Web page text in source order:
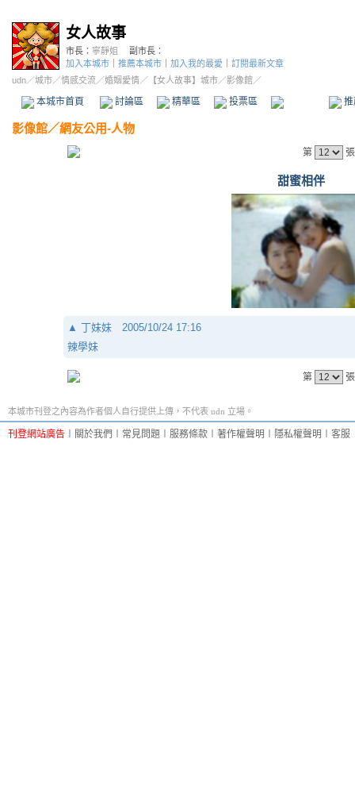
女人故事
市長： 寧靜姐
副市長：
加入本城市
推薦本城市 加入我的最愛
訂閱最新文章
udn／城市／情感交流／婚姻愛情／ 【女人故事】城市／影像館／
本城市首頁 討論區 精華區 投票區 影像館
影像館／網友公用-人物
第
甜蜜相伴
▲ 丁妹妹
2005/10/24 17:16
辣學妹
第
本城市刊登之內容為作者個人自行提供上傳，不代表 udn 立場。
刊登網站廣告 關於我們 常見問題 服務條款 著作權聲明 隱私權聲明 客服